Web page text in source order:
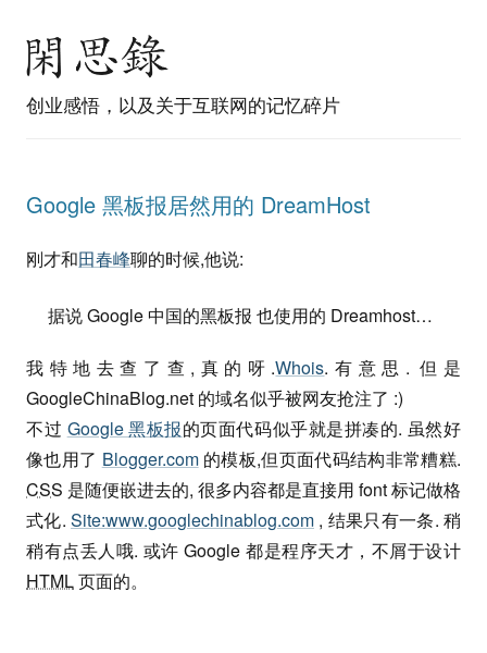
创业感悟，以及关于互联网的记忆碎片
Google 黑板报居然用的 DreamHost
刚才和田春峰聊的时候,他说:
据说 Google 中国的黑板报 也使用的 Dreamhost…
我特地去查了查,真的呀.Whois.有意思. 但是
GoogleChinaBlog.net 的域名似乎被网友抢注了 :)
不过 Google 黑板报的页面代码似乎就是拼凑的. 虽然好
像也用了 Blogger.com的模板,但页面代码结构非常糟糕.
CSS 是随便嵌进去的, 很多内容都是直接用 font 标记做格
式化. Site:www.googlechinablog.com , 结果只有一条. 稍
稍有点丢人哦. 或许 Google 都是程序天才，不屑于设计
HTML页面的。